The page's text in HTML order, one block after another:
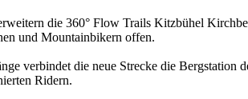
die 360° Flow Trails Kitzbühel
und Mountainbikern offen.
verbindet die neue Strecke die
Ridern.